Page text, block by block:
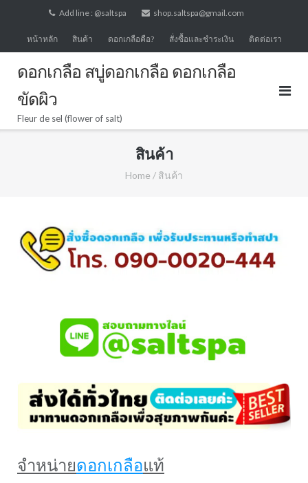
content
Add line : @saltspa shop.saltspa@gmail.com
หน้าหลัก สินค้า ดอกเกลือคือ? สั่งซื้อและชำระเงิน ติดต่อเรา
ดอกเกลือ สบู่ดอกเกลือ ดอกเกลือ
ขัดผิว
Fleur de sel (flower of salt)
สินค้า
Home / สินค้า
จำหน่ายดอกเกลือแท้